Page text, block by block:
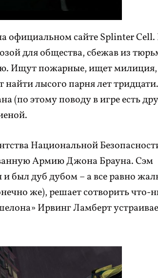
официальном сайте Splinter Cell.
для общества, сбежав из
Ищут пожарные, ищет
лысого парня лет тридцати.
(по этому поводу в игре есть
Национальной
Армию Джона Брауна. Сэм
был дуб дубом – а все равно
же), решает сотворить что-
Ирвинг Ламберт